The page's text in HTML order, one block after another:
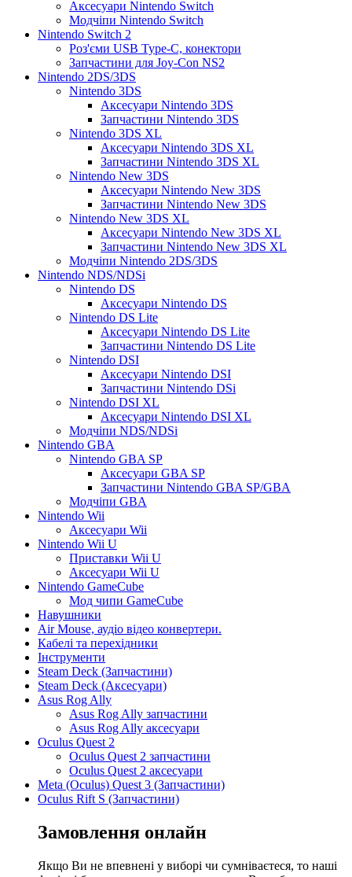
Аксесуари Nintendo Switch
Модчіпи Nintendo Switch
Nintendo Switch 2
Роз'єми USB Type-C, конектори
Запчастини для Joy-Con NS2
Nintendo 2DS/3DS
Nintendo 3DS
Аксесуари Nintendo 3DS
Запчастини Nintendo 3DS
Nintendo 3DS XL
Аксесуари Nintendo 3DS XL
Запчастини Nintendo 3DS XL
Nintendo New 3DS
Аксесуари Nintendo New 3DS
Запчастини Nintendo New 3DS
Nintendo New 3DS XL
Аксесуари Nintendo New 3DS XL
Запчастини Nintendo New 3DS XL
Модчіпи Nintendo 2DS/3DS
Nintendo NDS/NDSi
Nintendo DS
Аксесуари Nintendo DS
Nintendo DS Lite
Аксесуари Nintendo DS Lite
Запчастини Nintendo DS Lite
Nintendo DSI
Аксесуари Nintendo DSI
Запчастини Nintendo DSi
Nintendo DSI XL
Аксесуари Nintendo DSI XL
Модчіпи NDS/NDSi
Nintendo GBA
Nintendo GBA SP
Аксесуари GBA SP
Запчастини Nintendo GBA SP/GBA
Модчіпи GBA
Nintendo Wii
Аксесуари Wii
Nintendo Wii U
Приставки Wii U
Аксесуари Wii U
Nintendo GameCube
Мод чипи GameCube
Навушники
Air Mouse, аудіо відео конвертери.
Кабелі та перехідники
Інструменти
Steam Deck (Запчастини)
Steam Deck (Аксесуари)
Asus Rog Ally
Asus Rog Ally запчастини
Asus Rog Ally аксесуари
Oculus Quest 2
Oculus Quest 2 запчастини
Oculus Quest 2 аксесуари
Meta (Oculus) Quest 3 (Запчастини)
Oculus Rift S (Запчастини)
Замовлення онлайн
Якщо Ви не впевнені у виборі чи сумніваєтеся, то наші